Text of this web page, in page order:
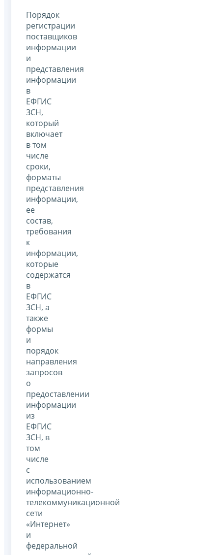
Порядок
регистрации
поставщиков
информации
и
представления
информации
в
ЕФГИС
ЗСН,
который
включает
в том
числе
сроки,
форматы
представления
информации,
ее
состав,
требования
к
информации,
которые
содержатся
в
ЕФГИС
ЗСН, а
также
формы
и
порядок
направления
запросов
о
предоставлении
информации
из
ЕФГИС
ЗСН, в
том
числе
с
использованием
информационно-
телекоммуникационной
сети
«Интернет»
и
федеральной